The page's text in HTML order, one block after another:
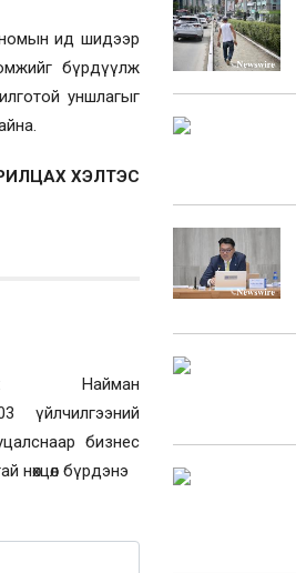
номын ид шидээр
бүрдүүлж
уншлагыг
ХЭЛТЭС
Найман
үйлчилгээний
бизнес
нөхцөл бүрдэнэ